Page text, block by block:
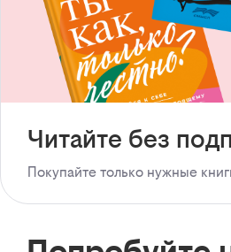
Читайте без
Покупайте только нужные